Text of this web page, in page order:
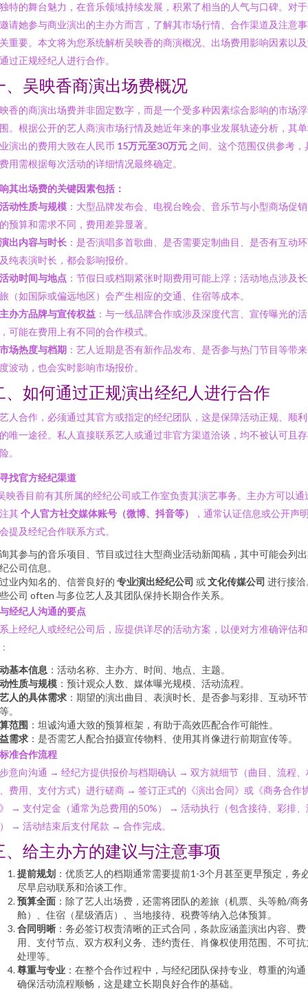
特的舞台魅力，在音乐领域持续发展，积累了相当的人气与口碑。对
请她参与商业演出的主办方而言，了解其市场行情、合作渠道及注意
重要。本文将为您系统解析吴映香的商演概况、出场费用影响因素以
过正规经纪人进行合作。
、吴映香商演出场费概况
香的商演出场费并非固定数字，而是一个受多种因素综合影响的市场
。根据公开的艺人商演市场行情及她近年来的事业发展轨迹分析，其
演出的费用大致在人民币 15万元至30万元 之间。这个范围仅供参考，
用需根据每次活动的详细情况最终确定。
其出场费的关键因素包括：
活动性质与规模 ：大型品牌发布会、电视台晚会、音乐节与小型商场促
预算和需求不同，费用差异显著。
演出内容与时长 ：是否演唱多首歌曲、是否需要定制曲目、是否有互动
纯表演时长，都会影响报价。
活动时间与地点 ：节假日或档期紧张时期费用可能上浮；活动地点涉及
（如国际或偏远地区）会产生相应的交通、住宿等成本。
主办方品牌与宣传权益 ：与一线品牌合作或涉及深度代言、宣传曝光的活
可能在费用上有不同的合作模式。
市场热度与档期 ：艺人近期是否有新作品发布、是否参与热门节目等带
波动，也会实时影响市场报价。
、如何通过正规演出经纪人进行合作
人合作，必须通过其官方或指定的经纪团队，这是保障活动正规、顺
唯一途径。私人直接联系艺人或通过非官方渠道洽谈，均不被认可且
。
找官方经纪渠道
映香目前有其所属的经纪公司或工作室负责其演艺事务。主办方可以通
其个人官方社交媒体账号（微博、抖音等）
，通常认证信息或公开声
提及经纪合作联系方式。
其参与的音乐项目、节目或过往大型商业活动新闻稿，其中可能会列
公司信息。
业内知名的、信誉良好的 专业演出经纪公司 或文化传媒公司 进行接洽
公司 often 与多位艺人及其团队保持长期合作关系。
经纪人沟通的要点
上经纪人或经纪公司后，应提供详尽的活动方案，以便对方准确评估
基本信息 ：活动名称、主办方、时间、地点、主题。
性质与规模 ：预计观众人数、媒体曝光规模、活动流程。
人的具体需求 ：期望的演出曲目、表演时长、是否参与彩排、互动环
。
范围 ：坦诚沟通大致的预算框架，有助于高效匹配合作可能性。
需求 ：是否需艺人配合拍摄宣传物料、使用其肖像进行前期宣传等。
准合作流程
意向沟通 → 经纪方提供报价与档期确认 → 双方就细节（曲目、流程、
费用、支付方式）进行磋商 → 签订正式的《演出合同》或《商务合作
→ 支付定金（通常为总费用的50%） → 活动执行（包含接待、彩排、
→ 活动结束后支付尾款 → 合作完成。
、给主办方的建议与注意事项
提前规划 ：优质艺人的档期通常需要提前1-3个月甚至更早预定，务
尽早启动联系和洽谈工作。
预算全面 ：除了艺人出场费，还需将团队的差旅（机票、头等舱/商
舱）、住宿（星级酒店）、当地接待、税费等纳入总体预算。
合同明晰 ：务必签订权责清晰的正式合同，条款应涵盖演出内容、费
用、支付节点、双方权利义务、违约责任、肖像权使用范围、不可抗
处理等。
尊重与专业 ：在整个合作过程中，与经纪团队保持专业、尊重的沟通
确保活动流程顺畅，这是建立长期良好合作的基础。